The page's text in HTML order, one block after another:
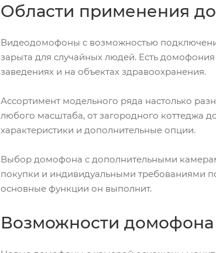
Области применения
Видеодомофоны с возможностью
зарыта для случайных людей. Есть
заведениях и на объектах здравоохранения.
Ассортимент модельного ряда настолько
любого масштаба, от загородного коттеджа
характеристики и дополнительные опции.
Выбор домофона с дополнительными
покупки и индивидуальными требованиями
основные функции он выполнит.
Возможности